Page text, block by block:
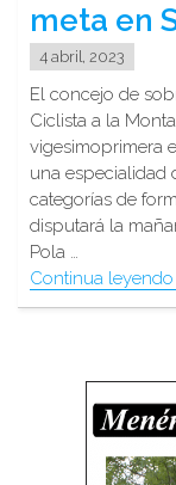
meta en
4 abril, 2023
El concejo de
Ciclista a la
vigesimoprimera
una especialidad
categorías de
disputará la
Pola …
Continua leyendo